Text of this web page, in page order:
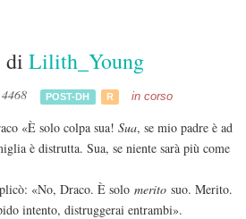
di Lilith_Young
POST-DH R in corso
«È solo colpa sua! Sua, se mio padre è ad
è distrutta. Sua, se niente sarà più come
«No, Draco. È solo merito suo. Merito.
intento, distruggerai entrambi».